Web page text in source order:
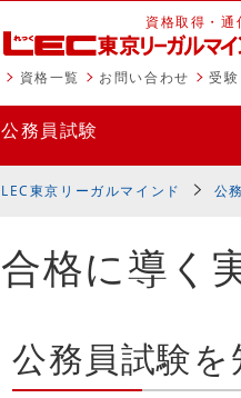
資格取得・通
資格一覧 お問い合わせ 受
公務員試験
LEC東京リーガルマインド 公
合格に導く
公務員試験